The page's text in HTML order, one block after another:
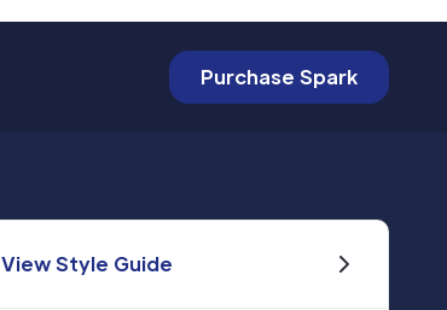
Purchase Spark
View Style Guide